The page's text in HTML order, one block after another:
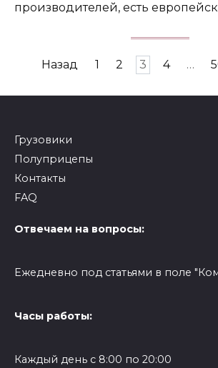
производителей, есть
Навигация
записям
Назад 1 2 3 4 …
Грузовики
Полуприцепы
Контакты
FAQ
Отвечаем на вопросы:
Ежедневно под статьями в поле
Часы работы:
Каждый день с 8:00 по 20:00